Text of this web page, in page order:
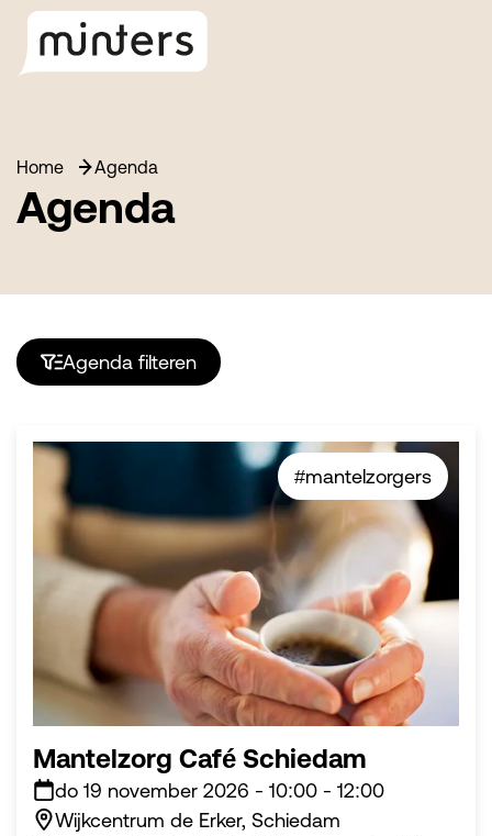
Agenda
Home Agenda
Agenda filteren
Mantelzorg Café Schiedam
do 19 november 2026 - 10:00 - 12:00
Wijkcentrum de Erker, Schiedam
#mantelzorgers